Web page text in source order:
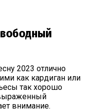
2023 отлично
как кардиган или
так хорошо
внимание.